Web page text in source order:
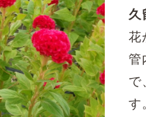
久
花
管
で
す